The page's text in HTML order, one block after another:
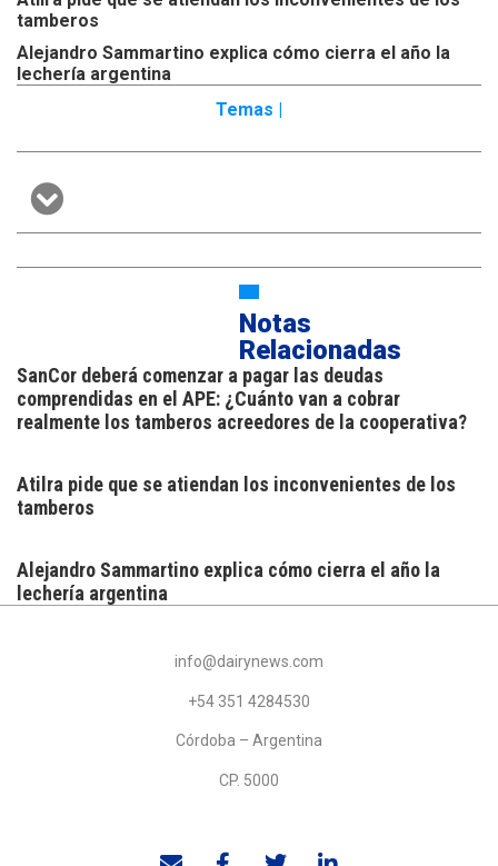
tamberos
Alejandro Sammartino explica cómo cierra el año la
lechería argentina
Temas |
Notas
Relacionadas
SanCor deberá comenzar a pagar las deudas
comprendidas en el APE: ¿Cuánto van a cobrar
realmente los tamberos acreedores de la cooperativa?
Atilra pide que se atiendan los inconvenientes de los
tamberos
Alejandro Sammartino explica cómo cierra el año la
lechería argentina
info@dairynews.com
+54 351 4284530
Córdoba – Argentina
CP. 5000